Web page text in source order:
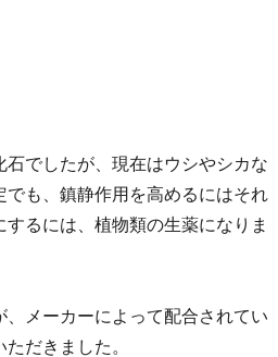
でしたが、現在はウシやシカな
も、鎮静作用を高めるにはそれ
るには、植物類の生薬になりま
メーカーによって配合されてい
だきました。